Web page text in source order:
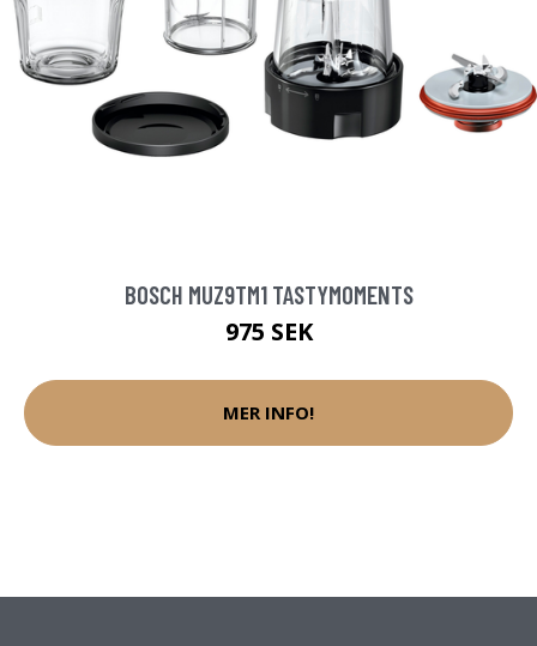
BOSCH MUZ9TM1 TASTYMOMENTS
975 SEK
MER INFO!